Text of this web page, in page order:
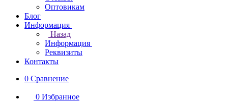
Оптовикам
Блог
Информация
Назад
Информация
Реквизиты
Контакты
0 Сравнение
0 Избранное